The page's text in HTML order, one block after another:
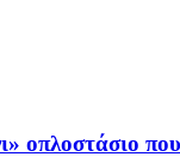
οπλοστάσιο